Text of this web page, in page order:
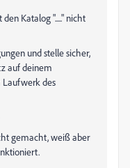
Katalog "....." nicht
und stelle sicher,
auf deinem
Laufwerk des
gemacht, weiß aber